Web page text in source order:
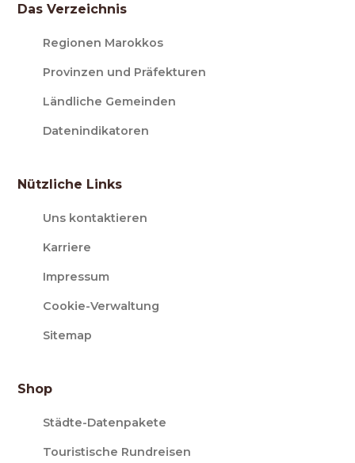
Das Verzeichnis
Regionen Marokkos
Provinzen und Präfekturen
Ländliche Gemeinden
Datenindikatoren
Nützliche Links
Uns kontaktieren
Karriere
Impressum
Cookie-Verwaltung
Sitemap
Shop
Städte-Datenpakete
Touristische Rundreisen